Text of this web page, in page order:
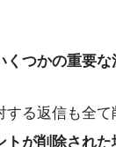
つかの重要な
る返信も全て
が削除され